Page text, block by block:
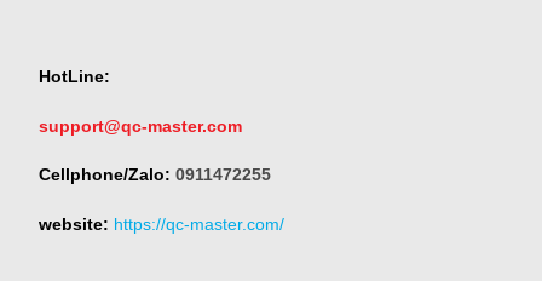
HotLine:
support@qc-master.com
Cellphone/Zalo: 0911472255
website: https://qc-master.com/